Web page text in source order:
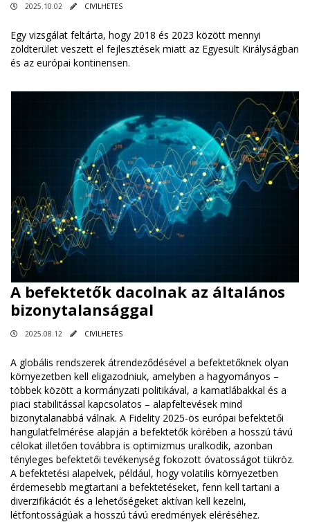
2025.10.02 CIVILHETES
Egy vizsgálat feltárta, hogy 2018 és 2023 között mennyi
zöldterület veszett el fejlesztések miatt az Egyesült Királyságban
és az európai kontinensen.
A befektetők dacolnak az általános
bizonytalansággal
2025.08.12 CIVILHETES
A globális rendszerek átrendeződésével a befektetőknek olyan
környezetben kell eligazodniuk, amelyben a hagyományos –
többek között a kormányzati politikával, a kamatlábakkal és a
piaci stabilitással kapcsolatos – alapfeltevések mind
bizonytalanabbá válnak. A Fidelity 2025-ös európai befektetői
hangulatfelmérése alapján a befektetők körében a hosszú távú
célokat illetően továbbra is optimizmus uralkodik, azonban
tényleges befektetői tevékenység fokozott óvatosságot tükröz.
A befektetési alapelvek, például, hogy volatilis környezetben
érdemesebb megtartani a befektetéseket, fenn kell tartani a
diverzifikációt és a lehetőségeket aktívan kell kezelni,
létfontosságúak a hosszú távú eredmények eléréséhez.